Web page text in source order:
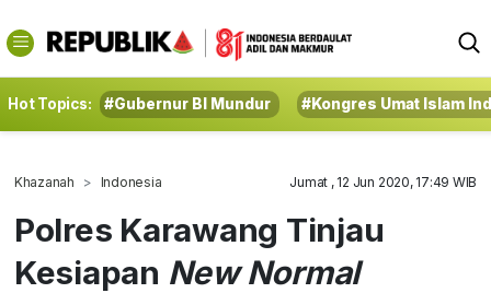
Hot Topics: #Gubernur BI Mundur #Kongres Umat Islam
Khazanah Indonesia Jumat , 12 Jun 2020, 17:49 WIB
Polres Karawang Tinjau
Kesiapan New Normal